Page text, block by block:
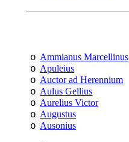
o Ammianus Marcellinus
o Apuleius
o Auctor ad Herennium
o Aulus Gellius
o Aurelius Victor
o Augustus
o Ausonius